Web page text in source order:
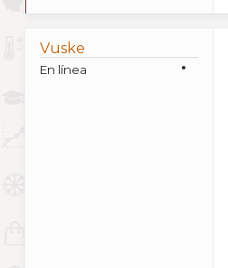
Vuske
En línea